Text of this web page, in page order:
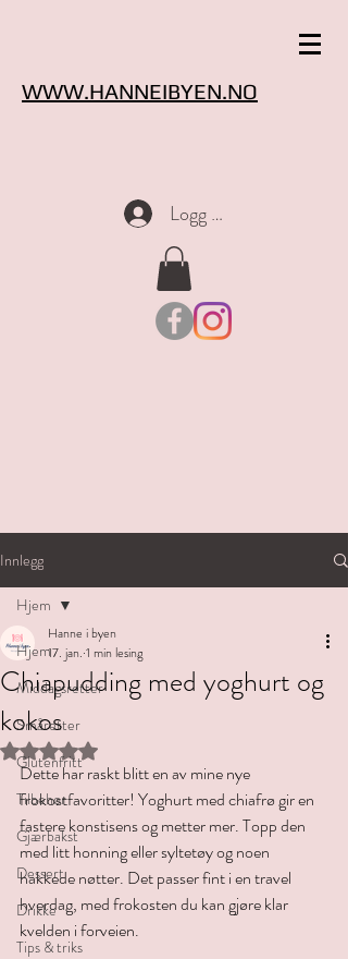
WWW.HANNEIBYEN.NO
Logg inn
Innlegg
Hjem
Middagsretter
Småretter
Glutenfritt
Tilbehør
Gjærbakst
Dessert
Drikke
Tips & triks
Hjem
Chiapudding med yoghurt og
kokos
Hanne i byen
17. jan. 1 min lesing
Gitt NaN av 5 stjerner.
Dette har raskt blitt en av mine nye
frokostfavoritter! Yoghurt med chiafrø gir en
fastere konstisens og metter mer. Topp den
med litt honning eller syltetøy og noen
hakkede nøtter. Det passer fint i en travel
hverdag, med frokosten du kan gjøre klar
kvelden i forveien.